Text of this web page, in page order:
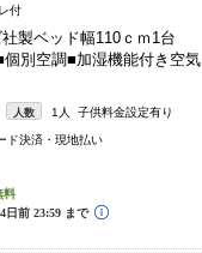
付
製ベッド幅110ｃｍ1台
別空調■加湿機能付き空気
人数 1人 子供料金設定有り
ド決済・現地払い